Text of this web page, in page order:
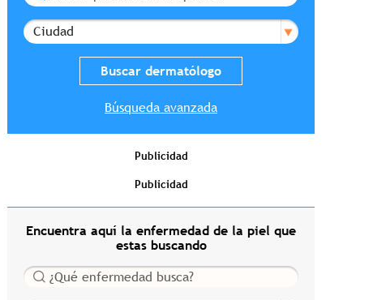
Ciudad
Búsqueda avanzada
Publicidad
Publicidad
Encuentra aquí la enfermedad de la piel que
estas buscando
Buscar